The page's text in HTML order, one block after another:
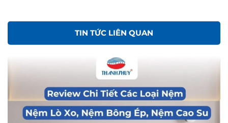
TIN TỨC LIÊN QUAN